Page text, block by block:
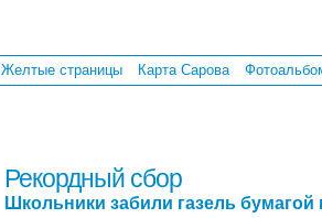
Желтые страницы Карта Сарова
Рекордный сбор
Школьники забили газель